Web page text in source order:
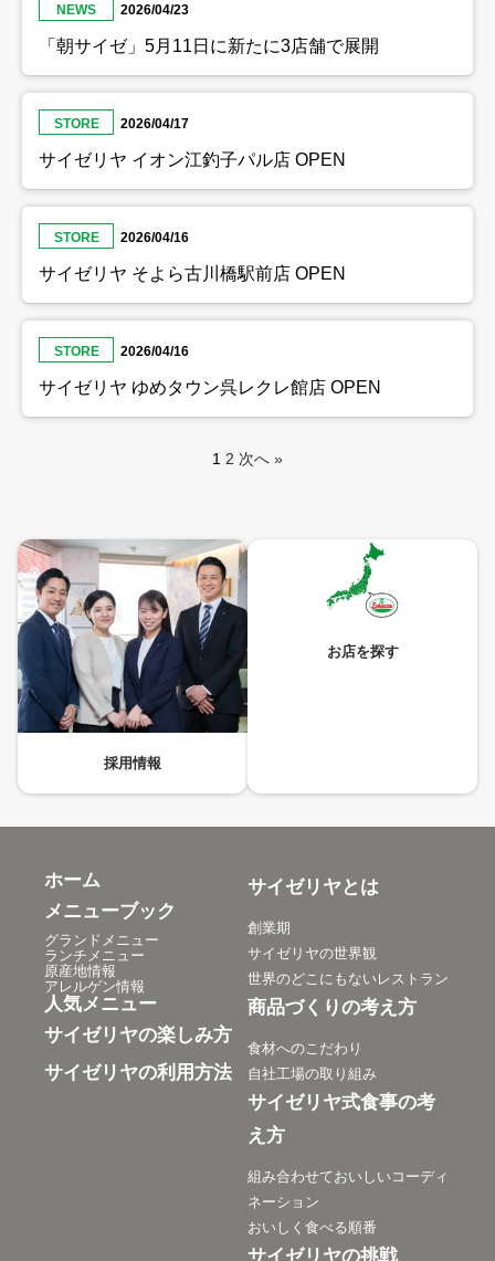
NEWS 2026/04/23
「朝サイゼ」5月11日に新たに3店舗で展開
STORE 2026/04/17
サイゼリヤ イオン江釣子パル店 OPEN
STORE 2026/04/16
サイゼリヤ そよら古川橋駅前店 OPEN
STORE 2026/04/16
サイゼリヤ ゆめタウン呉レクレ館店 OPEN
1 2 次へ »
採用情報
お店を探す
ホーム
メニューブック
グランドメニュー
ランチメニュー
原産地情報
アレルゲン情報
人気メニュー
サイゼリヤの楽しみ方
サイゼリヤの利用方法
サイゼリヤとは
創業期
サイゼリヤの世界観
世界のどこにもないレストラン
商品づくりの考え方
食材へのこだわり
自社工場の取り組み
サイゼリヤ式食事の考
え方
組み合わせておいしいコーディ
ネーション
おいしく食べる順番
サイゼリヤの挑戦